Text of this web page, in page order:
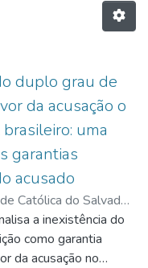
duplo grau de
da acusação o
uma
garantias
acusado
Católica do Salvador
Thiago Barros dos
Coelho Pereira
a inexistência do
como garantia
da acusação no